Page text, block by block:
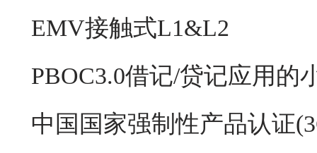
EMV接触式L1&L2
PBOC3.0借记/贷记应用的
中国国家强制性产品认证